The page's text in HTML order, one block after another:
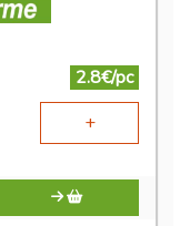
2.8€/pc
+